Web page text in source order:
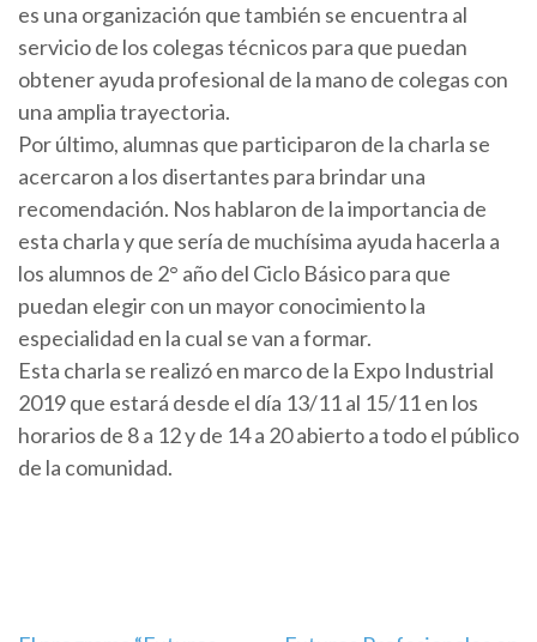
es una organización que también se encuentra al
servicio de los colegas técnicos para que puedan
obtener ayuda profesional de la mano de colegas con
una amplia trayectoria.
Por último, alumnas que participaron de la charla se
acercaron a los disertantes para brindar una
recomendación. Nos hablaron de la importancia de
esta charla y que sería de muchísima ayuda hacerla a
los alumnos de 2° año del Ciclo Básico para que
puedan elegir con un mayor conocimiento la
especialidad en la cual se van a formar.
Esta charla se realizó en marco de la Expo Industrial
2019 que estará desde el día 13/11 al 15/11 en los
horarios de 8 a 12 y de 14 a 20 abierto a todo el público
de la comunidad.